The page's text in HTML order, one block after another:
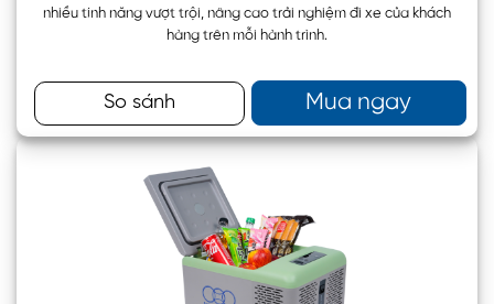
nhiều tính năng vượt trội, nâng cao trải nghiệm đi xe của khách
hàng trên mỗi hành trình.
So sánh Mua ngay